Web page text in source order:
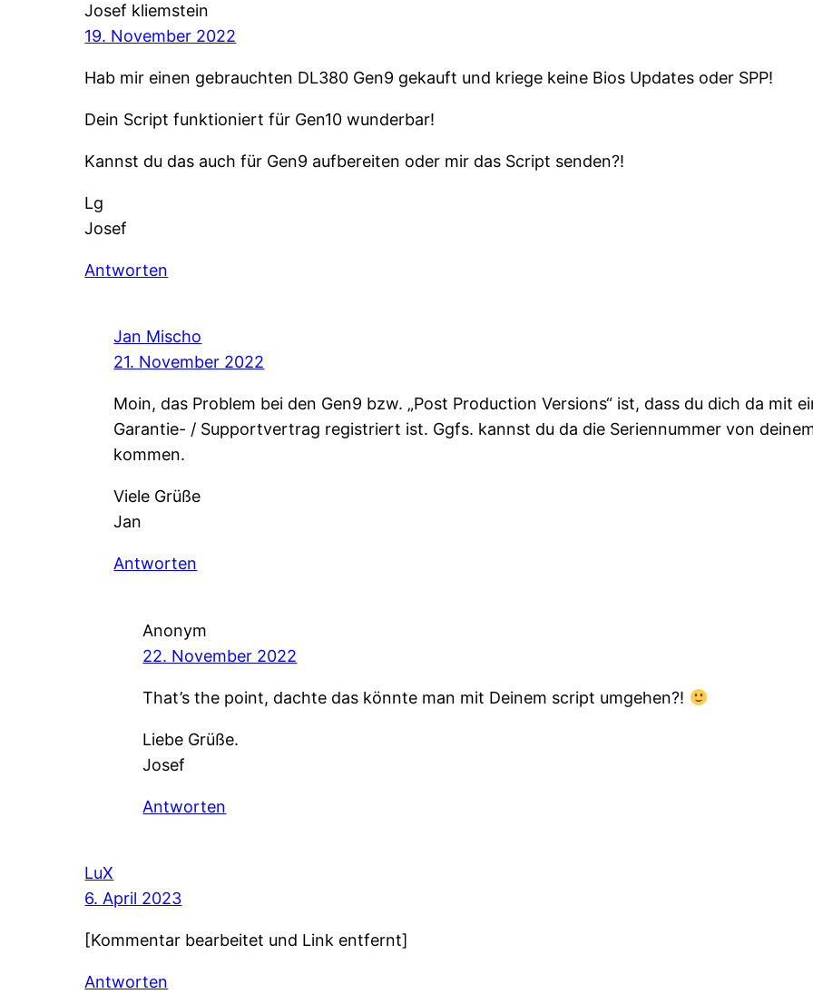
Josef kliemstein
19. November 2022
Hab mir einen gebrauchten DL380 Gen9 gekauft und kriege keine Bios Updates oder SPP!
Dein Script funktioniert für Gen10 wunderbar!
Kannst du das auch für Gen9 aufbereiten oder mir das Script senden?!
Lg
Josef
Antworten
Jan Mischo
21. November 2022
Moin, das Problem bei den Gen9 bzw. „Post Production Versions“ ist, dass du dich da mit
Garantie- / Supportvertrag registriert ist. Ggfs. kannst du da die Seriennummer von
kommen.
Viele Grüße
Jan
Antworten
Anonym
22. November 2022
That’s the point, dachte das könnte man mit Deinem script umgehen?!
Liebe Grüße.
Josef
Antworten
LuX
6. April 2023
[Kommentar bearbeitet und Link entfernt]
Antworten